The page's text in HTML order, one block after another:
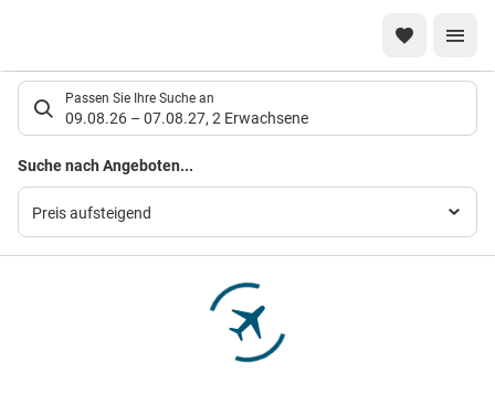
Suchlistenseite
Passen Sie Ihre Suche an
09.08.26 – 07.08.27, 2 Erwachsene
Suche nach Angeboten...
Preis aufsteigend